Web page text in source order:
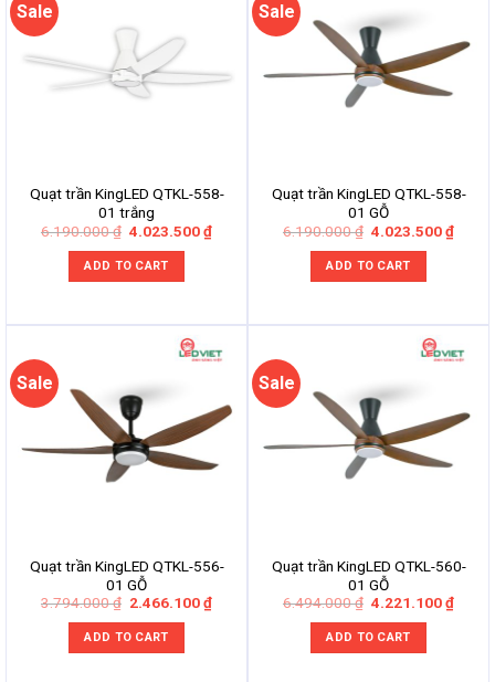
Sale
Quạt trần KingLED QTKL-558-
01 trắng
6.190.000₫ Original
was:
6.190.000 ₫.
4.023.500₫Current
ADD TO CART
Sale
Quạt trần KingLED QTKL-558-
01 GỖ
6.190.000₫ Original
was:
6.190.000 ₫.
4.023.500₫
ADD TO CART
Sale
Quạt trần KingLED QTKL-556-
01 GỖ
3.794.000₫ Original
was:
3.794.000 ₫.
2.466.100₫Current
ADD TO CART
Sale
Quạt trần KingLED QTKL-560-
01 GỖ
6.494.000₫ Original
was:
6.494.000 ₫.
4.221.100₫
ADD TO CART